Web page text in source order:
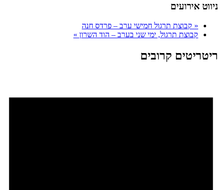
ניווט אירועים
« קבוצת תרגול חמישי ערב – פרדס חנה
קבוצת תרגול, ימי שני בערב – הוד השרון »
ריטריטים קרובים